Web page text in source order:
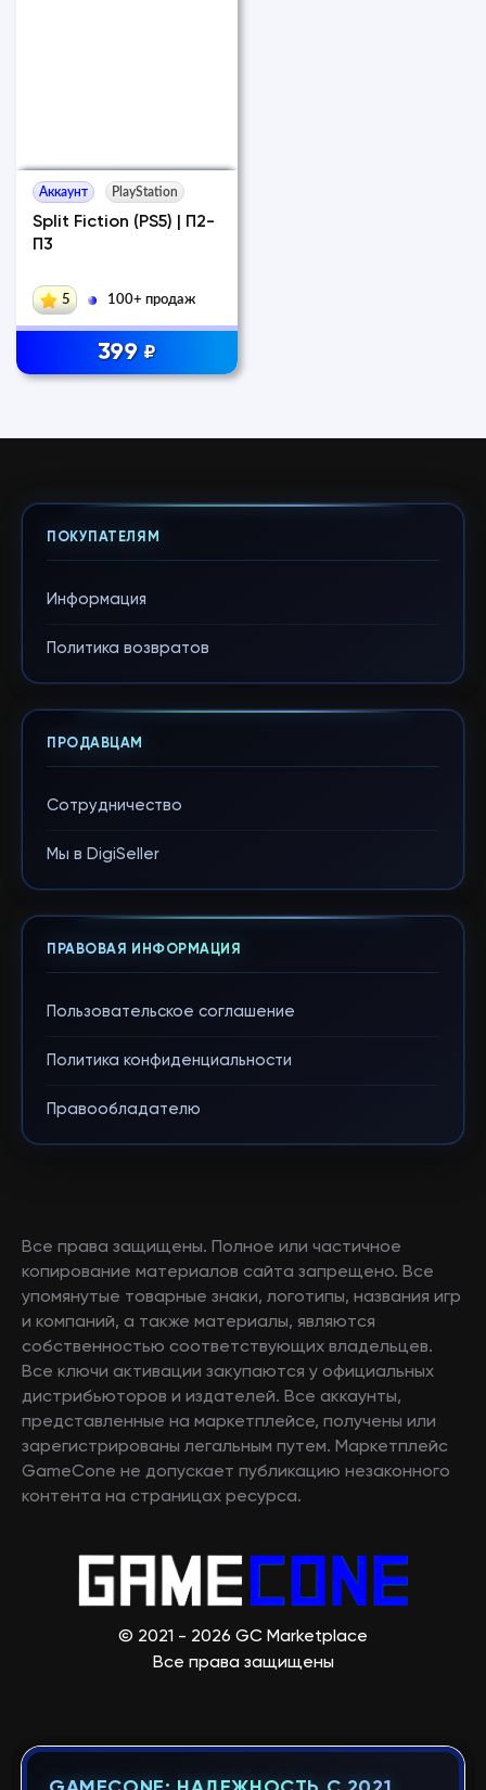
Аккаунт PlayStation
Split Fiction (PS5) | П2-
П3
5 100+ продаж
399 ₽
ПОКУПАТЕЛЯМ
Информация
Политика возвратов
ПРОДАВЦАМ
Сотрудничество
Мы в DigiSeller
ПРАВОВАЯ ИНФОРМАЦИЯ
Пользовательское соглашение
Политика конфиденциальности
Правообладателю
Все права защищены. Полное или частичное
копирование материалов сайта запрещено. Все
упомянутые товарные знаки, логотипы, названия игр
и компаний, а также материалы, являются
собственностью соответствующих владельцев.
Все ключи активации закупаются у официальных
дистрибьюторов и издателей. Все аккаунты,
представленные на маркетплейсе, получены или
зарегистрированы легальным путем. Маркетплейс
GameCone не допускает публикацию незаконного
контента на страницах ресурса.
© 2021 - 2026 GC Marketplace
Все права защищены